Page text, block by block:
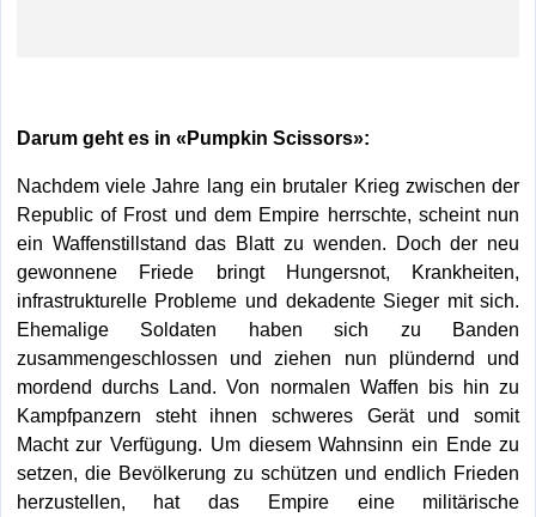
Darum geht es in «Pumpkin Scissors»:
Nachdem viele Jahre lang ein brutaler Krieg zwischen der
Republic of Frost und dem Empire herrschte, scheint nun
ein Waffenstillstand das Blatt zu wenden. Doch der neu
gewonnene Friede bringt Hungersnot, Krankheiten,
infrastrukturelle Probleme und dekadente Sieger mit sich.
Ehemalige Soldaten haben sich zu Banden
zusammengeschlossen und ziehen nun plündernd und
mordend durchs Land. Von normalen Waffen bis hin zu
Kampfpanzern steht ihnen schweres Gerät und somit
Macht zur Verfügung. Um diesem Wahnsinn ein Ende zu
setzen, die Bevölkerung zu schützen und endlich Frieden
herzustellen, hat das Empire eine militärische